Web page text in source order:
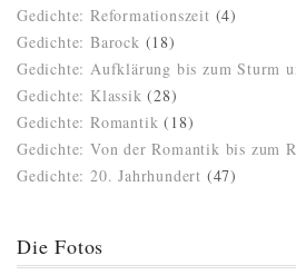
Gedichte: Reformationszeit (4)
Gedichte: Barock (18)
Gedichte: Aufklärung bis zum Sturm
Gedichte: Klassik (28)
Gedichte: Romantik (18)
Gedichte: Von der Romantik bis zum
Gedichte: 20. Jahrhundert (47)
Die Fotos